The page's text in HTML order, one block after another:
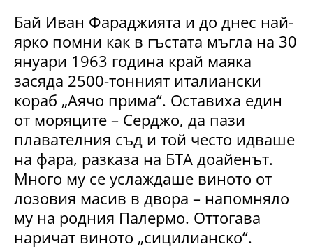
Бай Иван Фараджията и до днес най-
ярко помни как в гъстата мъгла на 30
януари 1963 година край маяка
засяда 2500-тонният италиански
кораб „Аячо прима“. Оставиха един
от моряците – Серджо, да пази
плавателния съд и той често идваше
на фара, разказа на БТА доайенът.
Много му се услаждаше виното от
лозовия масив в двора – напомняло
му на родния Палермо. Оттогава
наричат виното „сицилианско“.